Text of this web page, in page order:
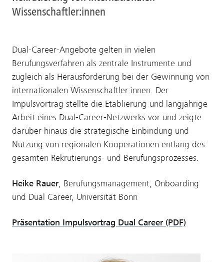
Wissenschaftler:innen
Dual-Career-Angebote gelten in vielen
Berufungsverfahren als zentrale Instrumente und
zugleich als Herausforderung bei der Gewinnung von
internationalen Wissenschaftler:innen. Der
Impulsvortrag stellte die Etablierung und langjährige
Arbeit eines Dual-Career-Netzwerks vor und zeigte
darüber hinaus die strategische Einbindung und
Nutzung von regionalen Kooperationen entlang des
gesamten Rekrutierungs- und Berufungsprozesses.
Heike Rauer, Berufungsmanagement, Onboarding
und Dual Career, Universität Bonn
Präsentation Impulsvortrag Dual Career (PDF)